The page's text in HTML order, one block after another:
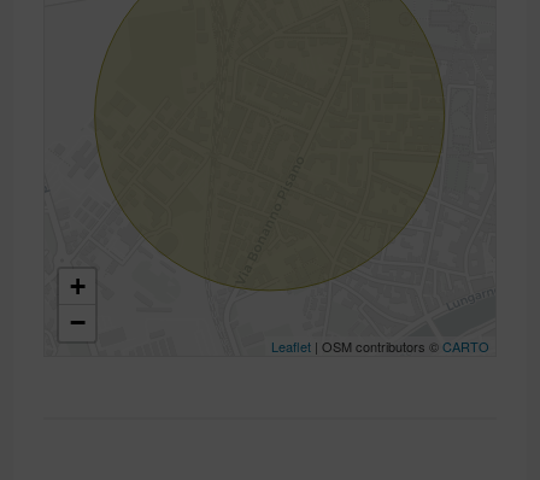
+
−
Leaflet| OSM contributors ©CARTO